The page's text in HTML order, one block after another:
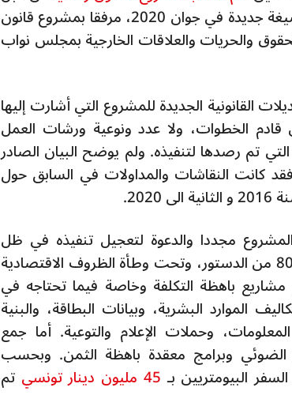
الوزارة قبل أن يعاد إيداعه من طرف رئاسة الحكومة في صيغة جديدة في جوان 2020، مرفقا بمشروع قانون
والحريات والعلاقات الخارجية بمجلس نواب
القانونية الجديدة للمشروع التي أشارت إليها
الخطوات، ولا عدد ونوعية ورشات العمل
تم رصدها لتنفيذه. ولم يوضح البيان الصادر
كانت النقاشات والمداولات في السابق حول
مجددا والدعوة لتعجيل تنفيذه في ظل
الأحكام الاستثنائية التي تعيشها البلاد على معنى الفصل 80 من الدستور، وتحت وطأة الظروف الاقتصادية
باهظة التكلفة وخاصة فيما تحتاجه في
الموارد البشرية، وبيانات البطاقة، والبنية
وحملات الإعلام والتوعية. أما جمع
الضوئي وبرامج معقدة باهظة الثمن. وبحسب
البيومتريين بـ 45 مليون دينار تونسي تم